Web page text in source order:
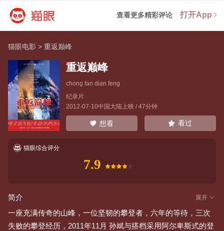
查看更多精彩评论 打开App
猫眼电影 >重返巅峰
重返巅峰
chong fan dian feng
纪录片
2012-07-10中国大陆上映 / 47分钟
想看 看过
猫眼综合评分
7.9
简介 展开
一座充满传奇的山峰，一位坚韧的攀登者，六年的等待，三次
失败的攀登经历，2011年11月 孙斌与搭档采用阿尔卑斯式的登